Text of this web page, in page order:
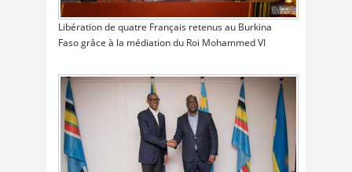
Libération de quatre Français retenus au Burkina
Faso grâce à la médiation du Roi Mohammed VI